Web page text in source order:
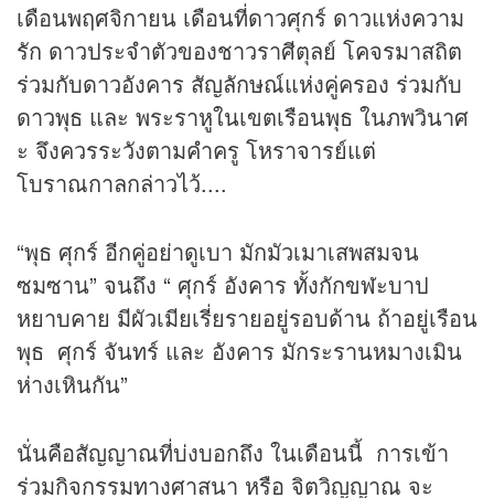
เดือนพฤศจิกายน เดือนที่ดาวศุกร์ ดาวแห่งความ
รัก ดาวประจำตัวของชาวราศีตุลย์ โคจรมาสถิต
ร่วมกับดาวอังคาร สัญลักษณ์แห่งคู่ครอง ร่วมกับ
ดาวพุธ และ พระราหูในเขตเรือนพุธ ในภพวินาศ
ะ จึงควรระวังตามคำครู โหราจารย์แต่
โบราณกาลกล่าวไว้....
“พุธ ศุกร์ อีกคู่อย่าดูเบา มักมัวเมาเสพสมจน
ซมซาน” จนถึง “ ศุกร์ อังคาร ทั้งกักขฬะบาป
หยาบคาย มีผัวเมียเรี่ยรายอยู่รอบด้าน ถ้าอยู่เรือน
พุธ ศุกร์ จันทร์ และ อังคาร มักระรานหมางเมิน
ห่างเหินกัน”
นั่นคือสัญญาณที่บ่งบอกถึง ในเดือนนี้ การเข้า
ร่วมกิจกรรมทางศาสนา หรือ จิตวิญญาณ จะ